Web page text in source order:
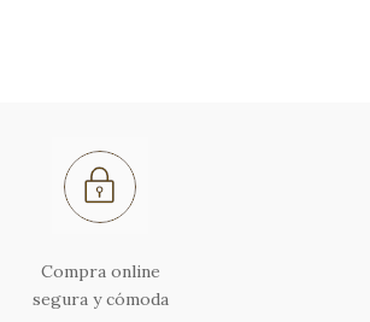
Compra online
segura y cómoda